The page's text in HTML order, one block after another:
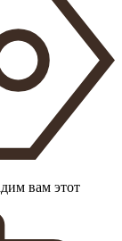
вам этот